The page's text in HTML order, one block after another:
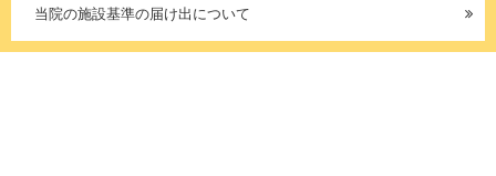
当院の施設基準の届け出について